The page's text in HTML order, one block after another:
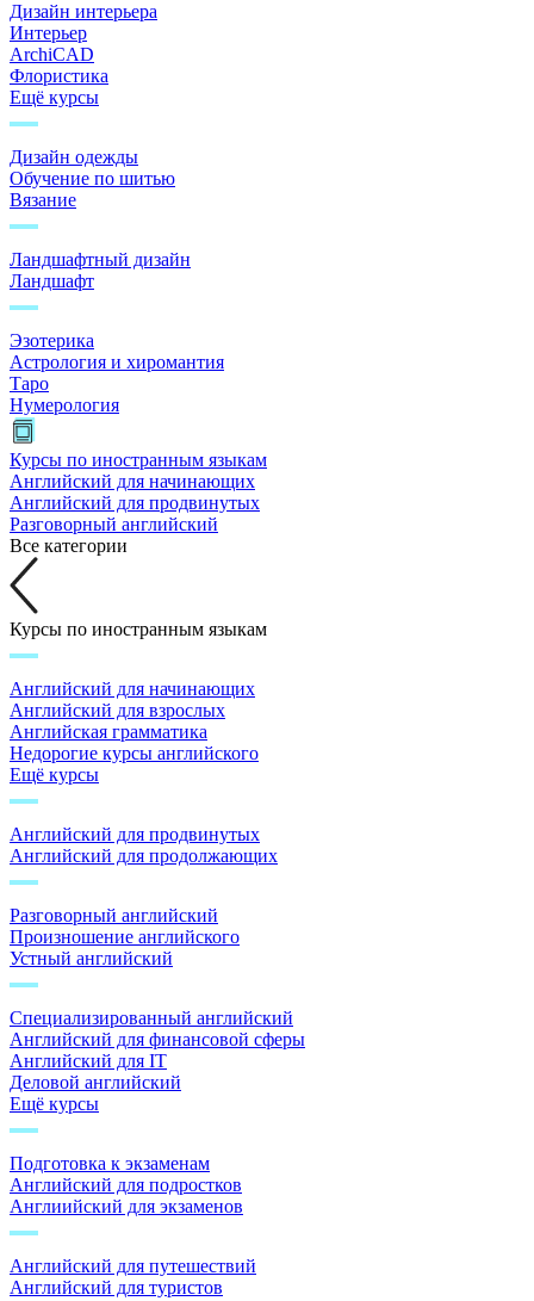
Дизайн интерьера
Интерьер
ArchiCAD
Флористика
Ещё курсы
Дизайн одежды
Обучение по шитью
Вязание
Ландшафтный дизайн
Ландшафт
Эзотерика
Астрология и хиромантия
Таро
Нумерология
Курсы по иностранным языкам
Английский для начинающих
Английский для продвинутых
Разговорный английский
Все категории
Курсы по иностранным языкам
Английский для начинающих
Английский для взрослых
Английская грамматика
Недорогие курсы английского
Ещё курсы
Английский для продвинутых
Английский для продолжающих
Разговорный английский
Произношение английского
Устный английский
Специализированный английский
Английский для финансовой сферы
Английский для IT
Деловой английский
Ещё курсы
Подготовка к экзаменам
Английский для подростков
Англиийский для экзаменов
Английский для путешествий
Английский для туристов